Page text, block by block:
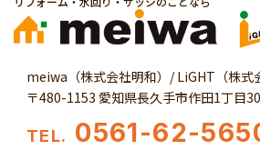
meiwa（株式会社明和）/ LiGHT（株式
〒480-1153 愛知県長久手市作田1丁目
TEL. 0561-62-